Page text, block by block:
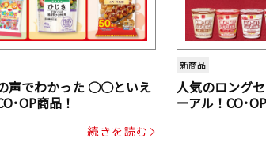
声でわかった ○○といえ
･OP商品！
続きを読む
新商品
人気のロング
ーアル！CO･